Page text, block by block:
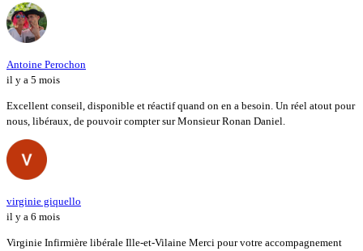
Antoine Perochon
il y a 5 mois
Excellent conseil, disponible et réactif quand on en a besoin. Un réel atout pour
nous, libéraux, de pouvoir compter sur Monsieur Ronan Daniel.
virginie giquello
il y a 6 mois
Virginie Infirmière libérale Ille-et-Vilaine Merci pour votre accompagnement